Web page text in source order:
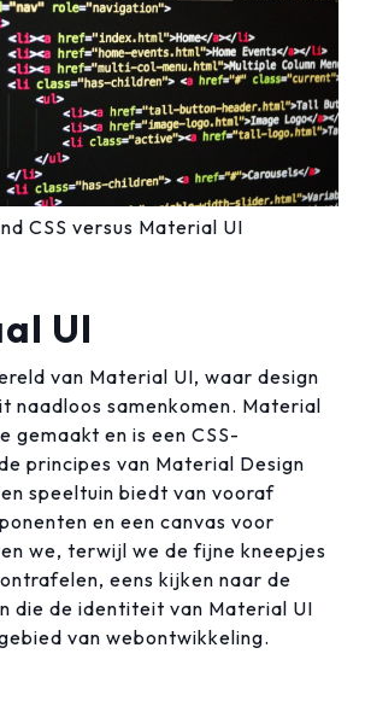
CSS versus Material UI
UI
van Material UI, waar design
naadloos samenkomen. Material
gemaakt en is een CSS-
principes van Material Design
speeltuin biedt van vooraf
en een canvas voor
we, terwijl we de fijne kneepjes
eens kijken naar de
die de identiteit van Material UI
van webontwikkeling.